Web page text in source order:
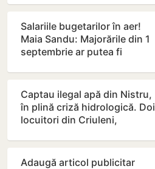
Salariile bugetarilor în aer!
Maia Sandu: Majorările din 1
septembrie ar putea fi
Captau ilegal apă din Nistru,
în plină criză hidrologică. Doi
locuitori din Criuleni,
Adaugă articol publicitar